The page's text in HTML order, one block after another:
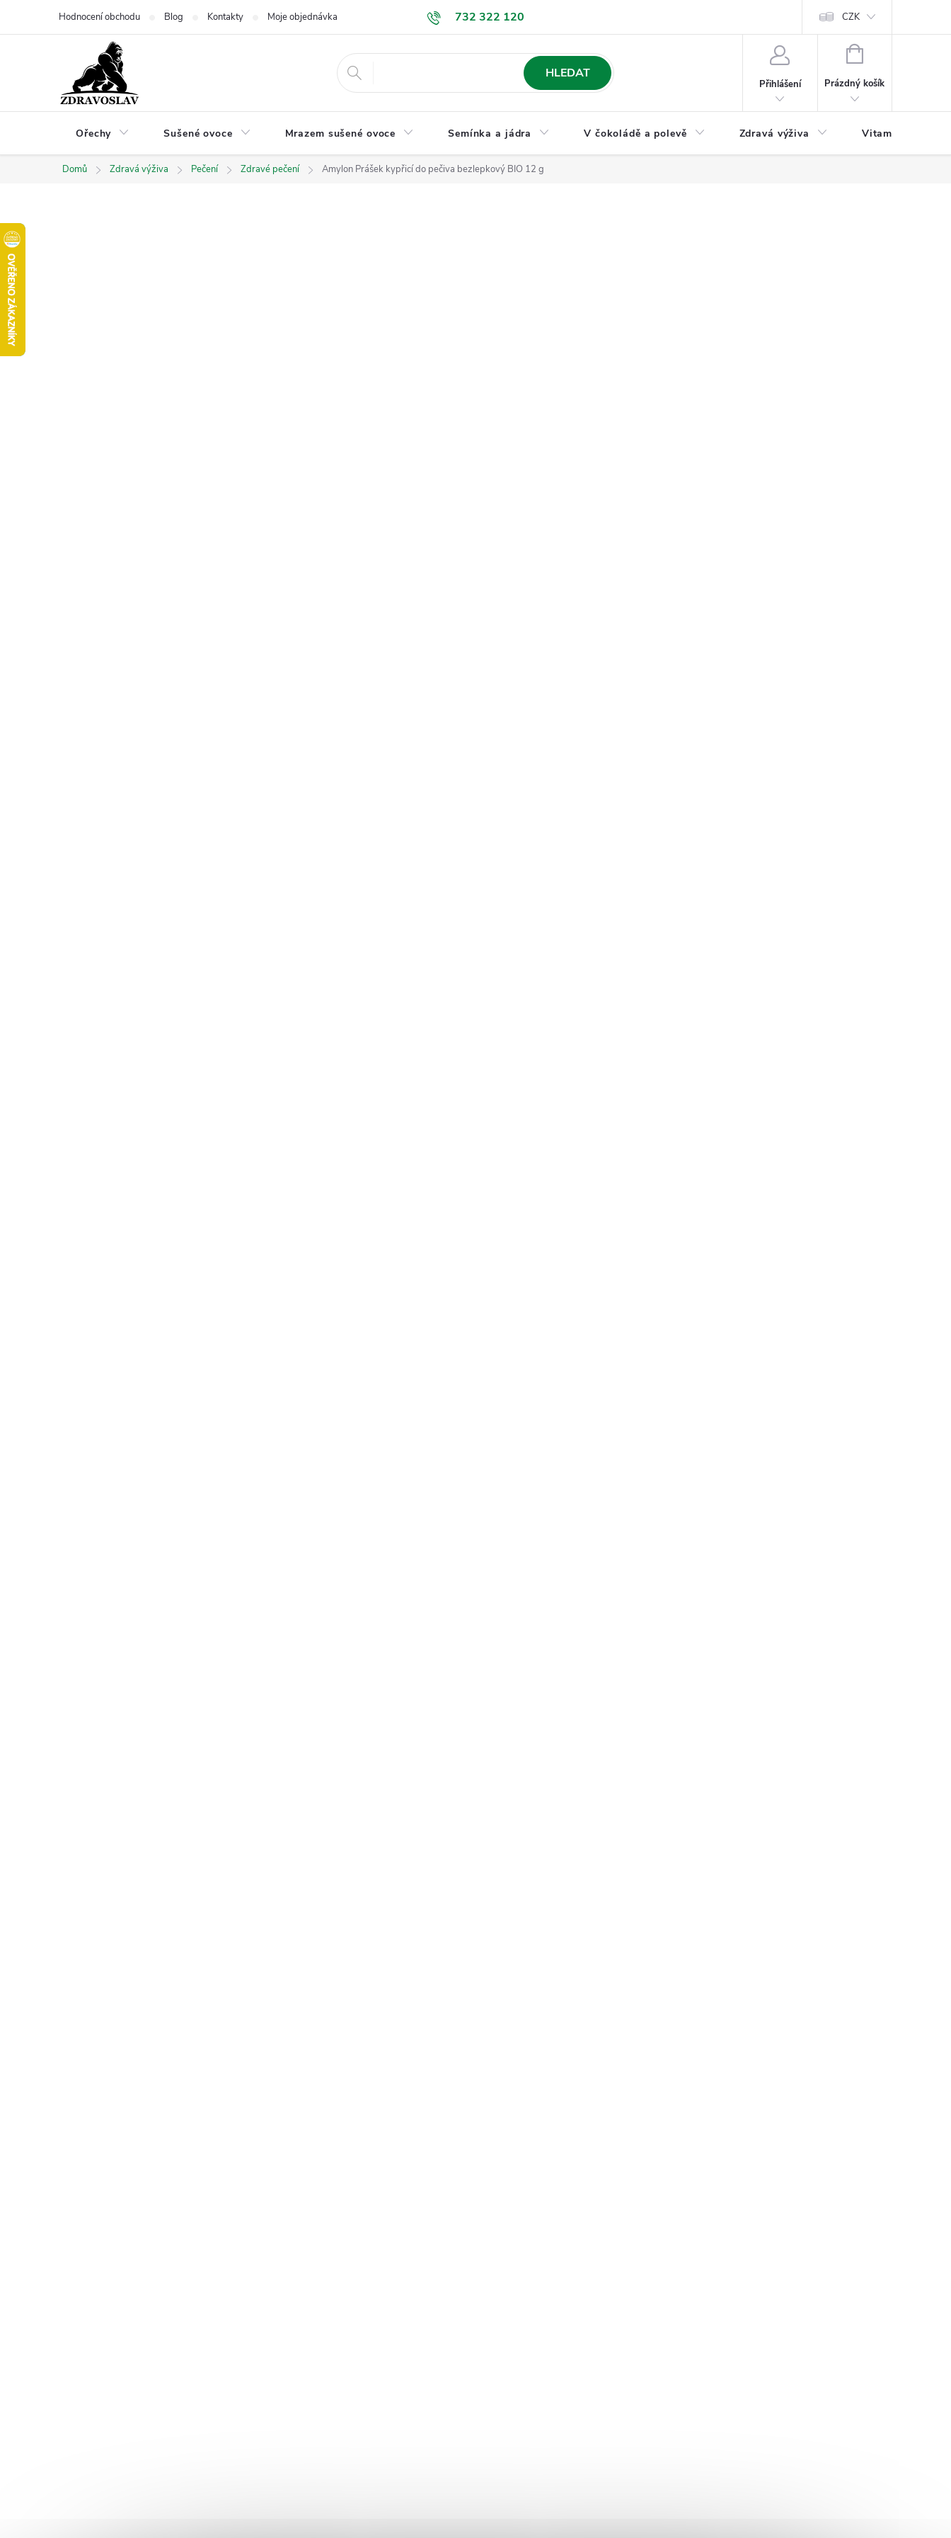
732 322 120
Hodnocení obchodu Blog Kontakty Moje objednávka GDPR a ochrana osobních údajů Jak nakupovat Formulář pro odstoupení od
CZK
HLEDAT
Přihlášení
NÁKUPNÍ
Prázdný košík
Ořechy Sušené ovoce Mrazem sušené ovoce Semínka a jádra V čokoládě a polevě Zdravá výživa Vitamíny a
Domů Zdravá výživa Pečení Zdravé pečení Amylon Prášek kypřicí do pečiva bezlepkový BIO 12 g